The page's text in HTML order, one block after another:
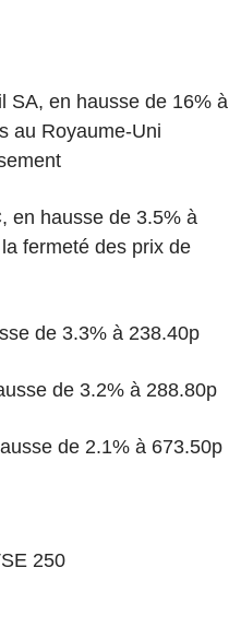
SA, en hausse de 16% à
au Royaume-Uni
en hausse de 3.5% à
fermeté des prix de
de 3.3% à 238.40p
de 3.2% à 288.80p
de 2.1% à 673.50p
250